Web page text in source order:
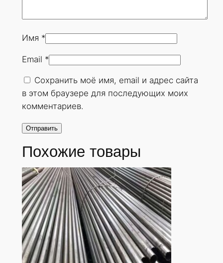
т
я
у
2
5
м
м
.
Г
О
С
Имя *
Email *
Сохранить моё имя, email и адрес сайта
в этом браузере для последующих моих
комментариев.
Похожие товары